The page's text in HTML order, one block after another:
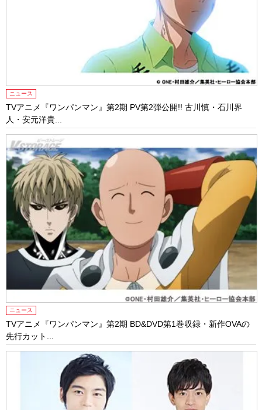
ニュース
TVアニメ『ワンパンマン』第2期 PV第2弾公開!! 古川慎・石川界
人・安元洋貴...
ニュース
TVアニメ『ワンパンマン』第2期 BD&DVD第1巻収録・新作OVAの
先行カット...